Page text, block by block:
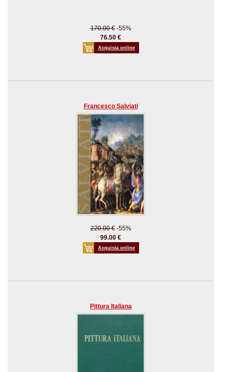
170.00 €-55%
76.50 €
Acquista online
Francesco Salviati
220.00 €-55%
99.00 €
Acquista online
Pittura Italiana